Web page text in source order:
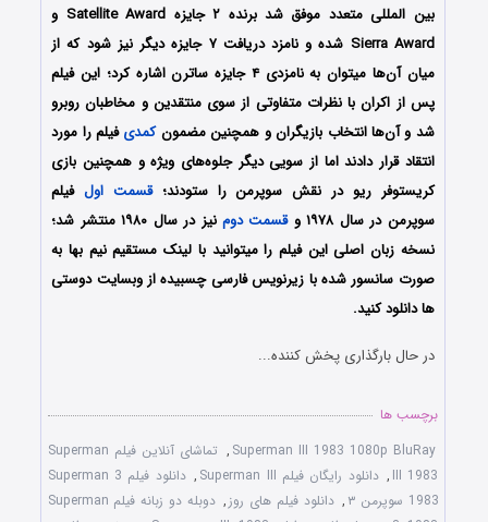
بین المللی متعدد موفق شد برنده ۲ جایزه
Satellite Award و
Sierra Award شده و نامزد دریافت ۷ جایزه دیگر نیز شود که از
میان آن‌ها میتوان به نامزدی ۴ جایزه ساترن اشاره کرد؛ این فیلم
پس از اکران با نظرات متفاوتی از سوی منتقدین و مخاطبان روبرو
شد و آن‌ها انتخاب بازیگران و همچنین مضمونکمدیفیلم را مورد
انتقاد قرار دادند اما از سویی دیگر جلوه‌های ویژه و همچنین بازی
کریستوفر ریو در نقش سوپرمن را ستودند؛قسمت اولفیلم
سوپرمن در سال ۱۹۷۸ و
قسمت دوم
نیز در سال ۱۹۸۰ منتشر شد؛
نسخه زبان اصلی این فیلم را میتوانید با لینک مستقیم نیم بها به
صورت سانسور شده با زیرنویس فارسی چسبیده از وبسایت دوستی
ها دانلود کنید.
در حال بارگذاری پخش کننده...
برچسب ها
Superman III 1983 1080p BluRay
,
تماشای آنلاین فیلم Superman
III 1983
, دانلود رایگان فیلم Superman III ,
دانلود فیلم Superman 3
1983 سوپرمن ۳
, دانلود فیلم های روز ,
دوبله دو زبانه فیلم Superman